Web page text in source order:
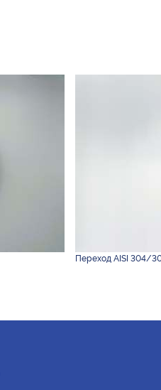
Переход AISI 304/